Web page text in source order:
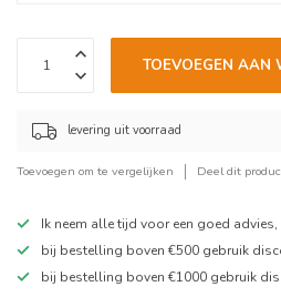
TOEVOEGEN AAN
levering uit voorraad
Toevoegen om te vergelijken Deel dit
Ik neem alle tijd voor een goed
bij bestelling boven €500 gebruik
bij bestelling boven €1000 gebruik